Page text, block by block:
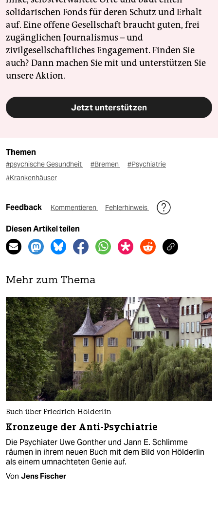
solidarischen Fonds für deren Schutz und Erhalt
auf. Eine offene Gesellschaft braucht guten, frei
zugänglichen Journalismus – und
zivilgesellschaftliches Engagement. Finden Sie
auch? Dann machen Sie mit und unterstützen Sie
unsere Aktion.
Jetzt unterstützen
Themen
#psychische Gesundheit #Bremen
#Psychiatrie
#Krankenhäuser
Feedback Kommentieren Fehlerhinweis
Diesen Artikel teilen
Mehr zum Thema
Buch über Friedrich Hölderlin
Kronzeuge der Anti-Psychiatrie
Die Psychiater Uwe Gonther und Jann E. Schlimme
räumen in ihrem neuen Buch mit dem Bild von Hölderlin
als einem umnachteten Genie auf.
Von Jens Fischer